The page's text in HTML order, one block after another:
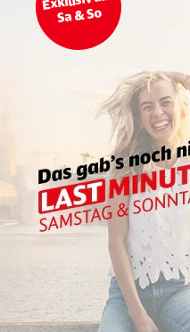
Sa & So